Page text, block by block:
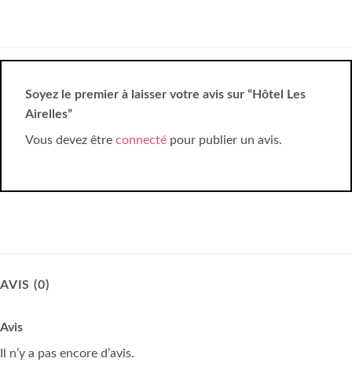
Soyez le premier à laisser votre avis sur “Hôtel Les
Airelles”
Vous devez être connecté pour publier un avis.
AVIS (0)
Avis
Il n’y a pas encore d’avis.